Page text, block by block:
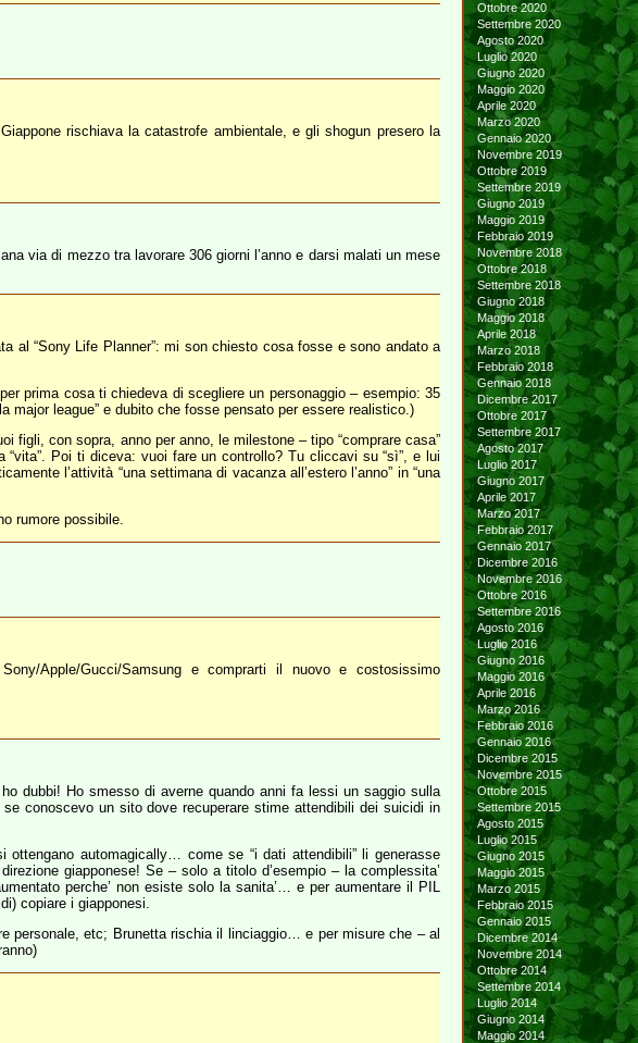
rischiava la catastrofe ambientale, e gli shogun presero la
via di mezzo tra lavorare 306 giorni l’anno e darsi malati un mese
al “Sony Life Planner”: mi son chiesto cosa fosse e sono andato a
prima cosa ti chiedeva di scegliere un personaggio – esempio: 35
major league” e dubito che fosse pensato per essere realistico.)
figli, con sopra, anno per anno, le milestone – tipo “comprare casa”
Poi ti diceva: vuoi fare un controllo? Tu cliccavi su “sì”, e lui
l’attività “una settimana di vacanza all’estero l’anno” in “una
rumore possibile.
Apple/Gucci/Samsung e comprarti il nuovo e costosissimo
dubbi! Ho smesso di averne quando anni fa lessi un saggio sulla
conoscevo un sito dove recuperare stime attendibili dei suicidi in
ottengano automagically… come se “i dati attendibili” li generasse
giapponese! Se – solo a titolo d’esempio – la complessita’
perche’ non esiste solo la sanita’… e per aumentare il PIL
copiare i giapponesi.
personale, etc; Brunetta rischia il linciaggio… e per misure che – al
Ottobre 2020
Settembre 2020
Agosto 2020
Luglio 2020
Giugno 2020
Maggio 2020
Aprile 2020
Marzo 2020
Gennaio 2020
Novembre 2019
Ottobre 2019
Settembre 2019
Giugno 2019
Maggio 2019
Febbraio 2019
Novembre 2018
Ottobre 2018
Settembre 2018
Giugno 2018
Maggio 2018
Aprile 2018
Marzo 2018
Febbraio 2018
Gennaio 2018
Dicembre 2017
Ottobre 2017
Settembre 2017
Agosto 2017
Luglio 2017
Giugno 2017
Aprile 2017
Marzo 2017
Febbraio 2017
Gennaio 2017
Dicembre 2016
Novembre 2016
Ottobre 2016
Settembre 2016
Agosto 2016
Luglio 2016
Giugno 2016
Maggio 2016
Aprile 2016
Marzo 2016
Febbraio 2016
Gennaio 2016
Dicembre 2015
Novembre 2015
Ottobre 2015
Settembre 2015
Agosto 2015
Luglio 2015
Giugno 2015
Maggio 2015
Marzo 2015
Febbraio 2015
Gennaio 2015
Dicembre 2014
Novembre 2014
Ottobre 2014
Settembre 2014
Luglio 2014
Giugno 2014
Maggio 2014